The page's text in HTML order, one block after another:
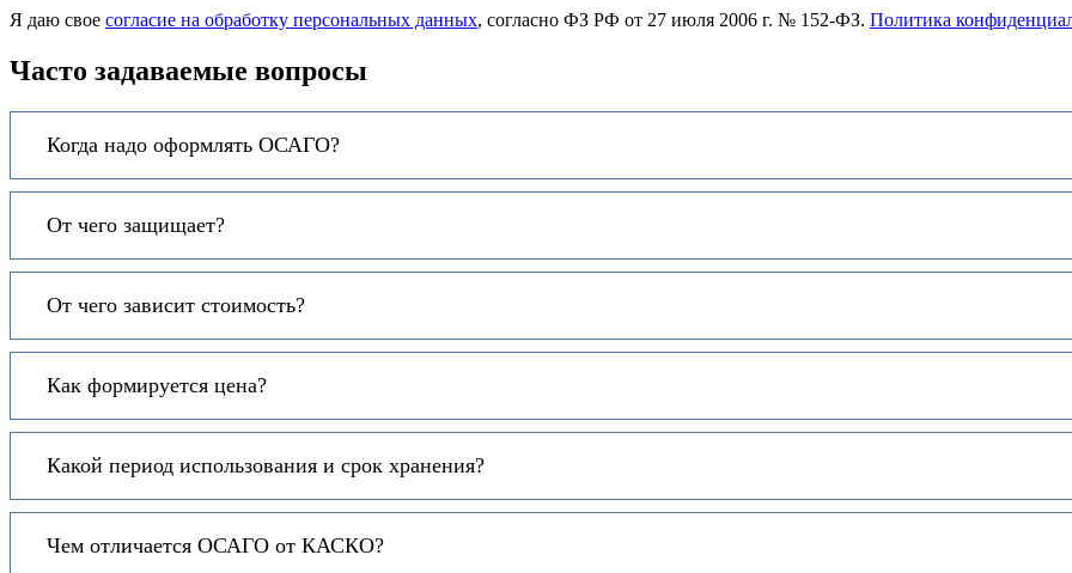
на
моих
персональных
Я даю свое согласие на обработку персональных данных, согласно ФЗ РФ от 27 июля 2006 г. № 152-ФЗ. Политика
Часто задаваемые вопросы
Когда надо оформлять ОСАГО?
От чего защищает?
От чего зависит стоимость?
Как формируется цена?
Какой период использования и срок хранения?
Чем отличается ОСАГО от КАСКО?